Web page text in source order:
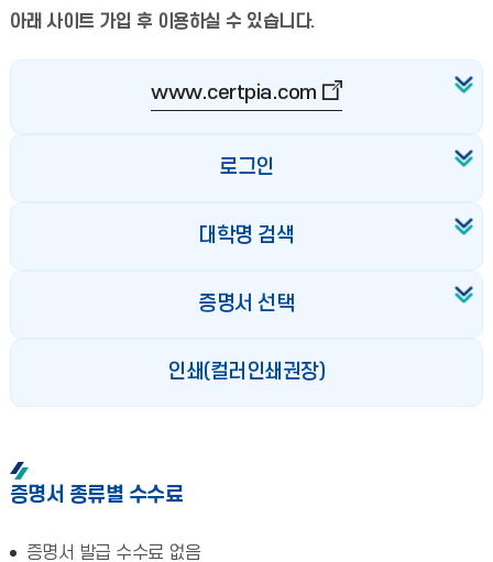
아래 사이트 가입 후 이용하실 수 있습니다.
www.certpia.com
로그인
대학명 검색
증명서 선택
인쇄(컬러인쇄권장)
증명서 종류별 수수료
증명서 발급 수수료 없음